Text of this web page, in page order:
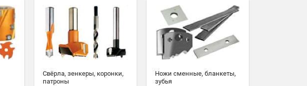
Свёрла, зенкеры, коронки,
патроны
Ножи сменные, бланкеты,
зубья